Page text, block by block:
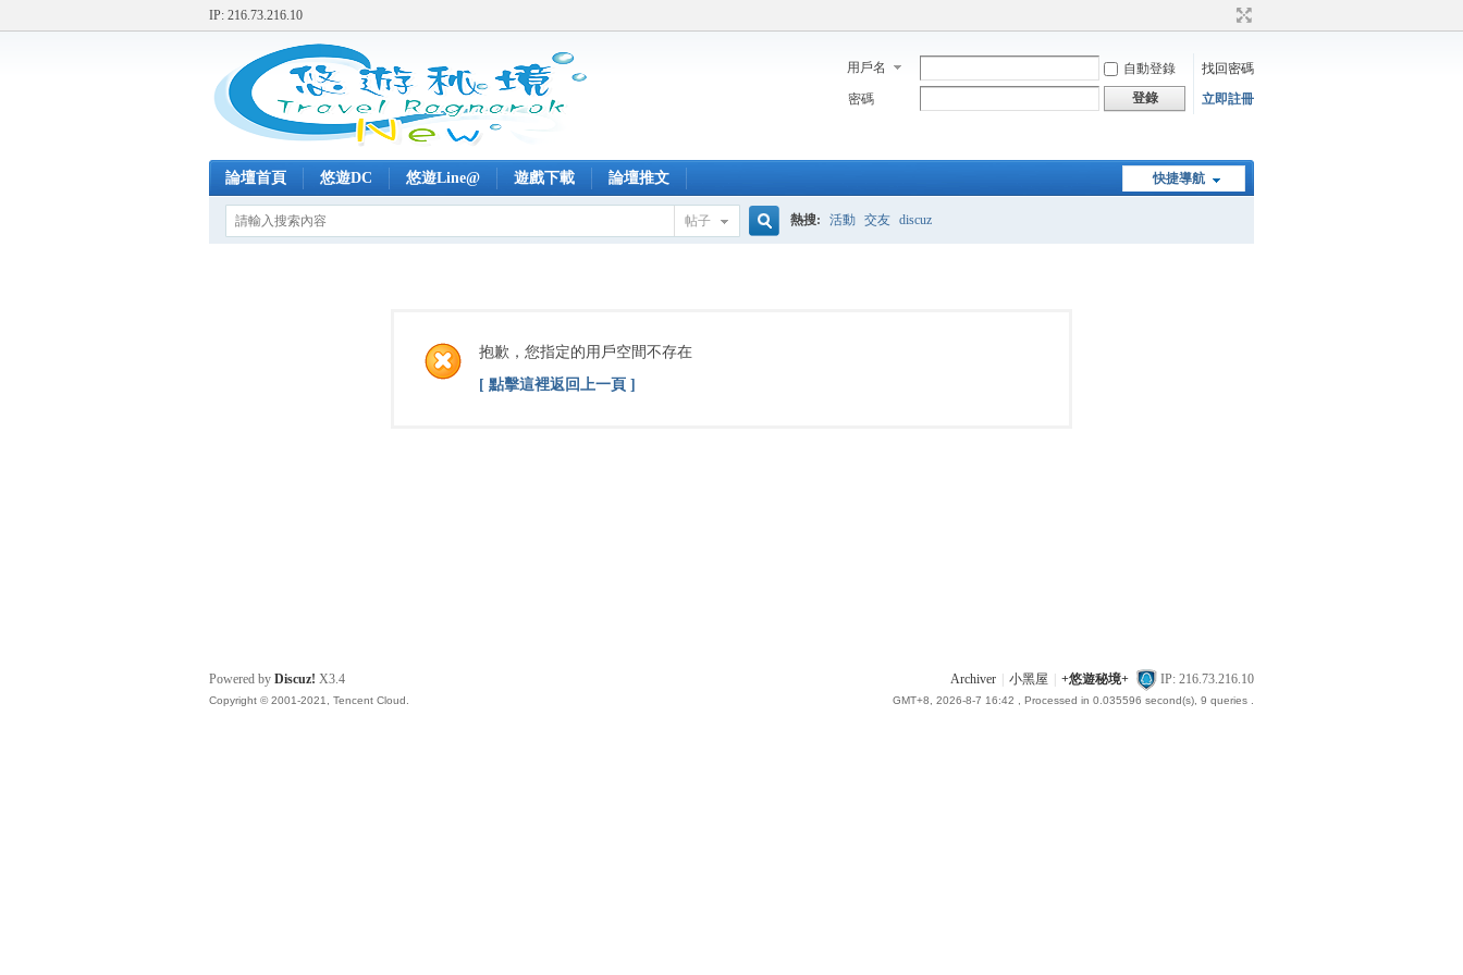
IP: 216.73.216.10
用戶名 自動登錄
找回密碼
密碼
登錄 立即註冊
快捷導航
論壇首頁 悠遊DC 悠遊Line@ 遊戲下載 論壇推文
帖子 熱搜: 活動 交友 discuz
抱歉，您指定的用戶空間不存在
[ 點擊這裡返回上一頁 ]
Archiver 小黑屋 +悠遊秘境+ IP: 216.73.216.10
GMT+8, 2026-8-7 16:42 , Processed in 0.035596 second(s), 9 queries .
Powered by Discuz! X3.4
Copyright © 2001-2021, Tencent Cloud.